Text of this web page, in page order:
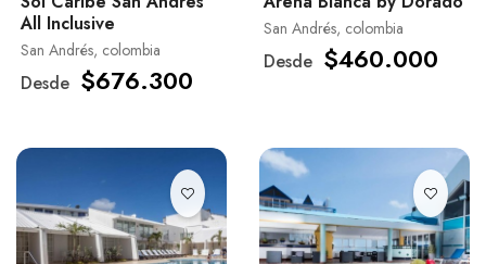
All Inclusive
San Andrés, colombia
Desde $676.300
San Andrés, colombia
Desde $460.000